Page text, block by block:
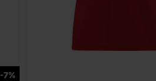
-7%